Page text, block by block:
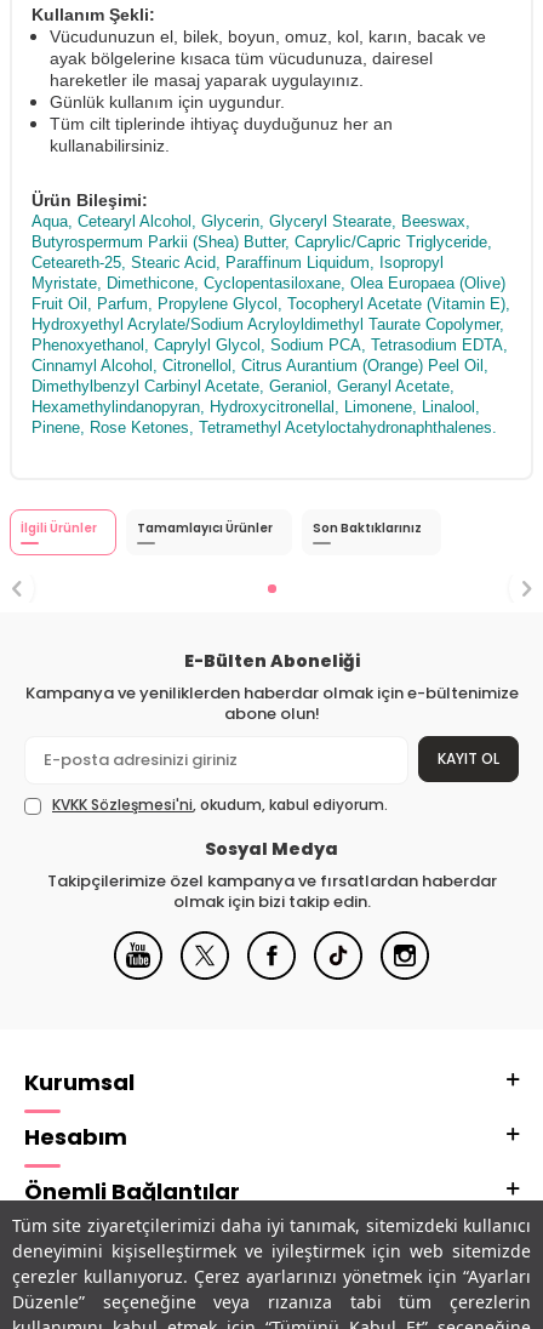
Tüm site ziyaretçilerimizi daha iyi tanımak, sitemizdeki kullanıcı
deneyimini kişiselleştirmek ve iyileştirmek için web sitemizde
çerezler kullanıyoruz. Çerez ayarlarınızı yönetmek için “Ayarları
Düzenle” seçeneğine veya rızanıza tabi tüm çerezlerin
Kullanım Şekli:
Vücudunuzun el, bilek, boyun, omuz, kol, karın, bacak ve
ayak bölgelerine kısaca tüm vücudunuza, dairesel
hareketler ile masaj yaparak uygulayınız.
Günlük kullanım için uygundur.
Tüm cilt tiplerinde ihtiyaç duyduğunuz her an
kullanabilirsiniz.
Ürün Bileşimi:
Aqua, Cetearyl Alcohol, Glycerin, Glyceryl Stearate, Beeswax,
Butyrospermum Parkii (Shea) Butter, Caprylic/Capric Triglyceride,
Ceteareth-25, Stearic Acid, Paraffinum Liquidum, Isopropyl
Myristate, Dimethicone, Cyclopentasiloxane, Olea Europaea (Olive)
Fruit Oil, Parfum, Propylene Glycol, Tocopheryl Acetate (Vitamin E),
Hydroxyethyl Acrylate/Sodium Acryloyldimethyl Taurate Copolymer,
Phenoxyethanol, Caprylyl Glycol, Sodium PCA, Tetrasodium EDTA,
Cinnamyl Alcohol, Citronellol, Citrus Aurantium (Orange) Peel Oil,
Dimethylbenzyl Carbinyl Acetate, Geraniol, Geranyl Acetate,
Hexamethylindanopyran, Hydroxycitronellal, Limonene, Linalool,
Pinene, Rose Ketones, Tetramethyl Acetyloctahydronaphthalenes.
İlgili Ürünler Tamamlayıcı Ürünler Son Baktıklarınız
E-Bülten Aboneliği
Kampanya ve yeniliklerden haberdar olmak için e-bültenimize
abone olun!
KAYIT OL
KVKK Sözleşmesi'ni, okudum, kabul ediyorum.
Sosyal Medya
Takipçilerimize özel kampanya ve fırsatlardan haberdar
olmak için bizi takip edin.
Kurumsal
Hesabım
Önemli Bağlantılar
Adres & İletişim
Uygulamalarımız